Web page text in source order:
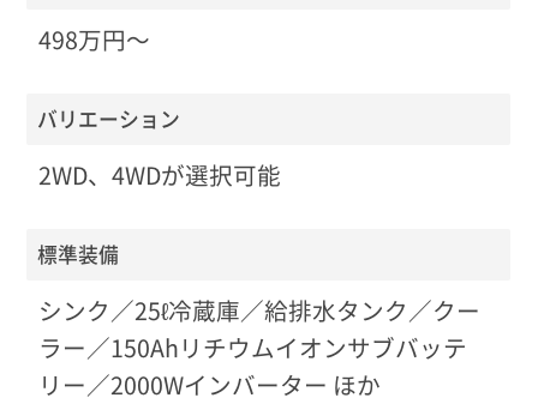
498万円〜
バリエーション
2WD、4WDが選択可能
標準装備
シンク／25ℓ冷蔵庫／給排水タンク／クー
ラー／150Ahリチウムイオンサブバッテ
リー／2000Wインバーター ほか